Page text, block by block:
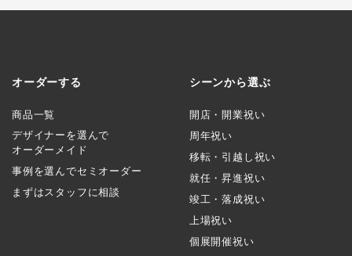
オーダーする
商品一覧
デザイナーを選んで
オーダーメイド
事例を選んでセミオーダー
まずはスタッフに相談
シーンから選ぶ
開店・開業祝い
周年祝い
移転・引越し祝い
就任・昇進祝い
竣工・落成祝い
上場祝い
個展開催祝い